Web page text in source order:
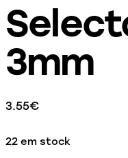
3mm
3.55€
22 em stock